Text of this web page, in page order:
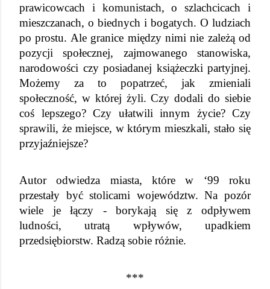
prawicowcach i komunistach, o szlachcicach i
mieszczanach, o biednych i bogatych. O ludziach
po prostu. Ale granice między nimi nie zależą od
pozycji społecznej, zajmowanego stanowiska,
narodowości czy posiadanej książeczki partyjnej.
Możemy za to popatrzeć, jak zmieniali
społeczność, w której żyli. Czy dodali do siebie
coś lepszego? Czy ułatwili innym życie? Czy
sprawili, że miejsce, w którym mieszkali, stało się
przyjaźniejsze?
Autor odwiedza miasta, które w ‘99 roku
przestały być stolicami województw. Na pozór
wiele je łączy - borykają się z odpływem
ludności, utratą wpływów, upadkiem
przedsiębiorstw. Radzą sobie różnie.
***